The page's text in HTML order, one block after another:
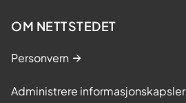
OM NETTSTEDET
Personvern
Administrere informasjonskapsler